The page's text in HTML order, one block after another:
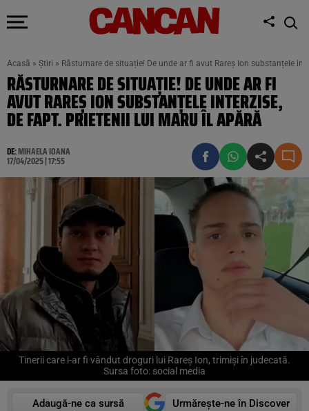
Acasă » Știri » Răsturnare de situație! De unde ar fi avut Rareș Ion substanțele
RĂSTURNARE DE SITUAȚIE! DE UNDE AR FI
AVUT RAREȘ ION SUBSTANȚELE INTERZISE,
DE FAPT. PRIETENII LUI MARU ÎL APĂRĂ
DE:MIHAELA IOANA
17/04/2025 | 17:55
Tinerii care i-ar fi vândut droguri lui Rareș Ion, trimiși în judecată.
Sursa foto: social media
Adaugă-ne ca sursă
Urmărește-ne în Discover